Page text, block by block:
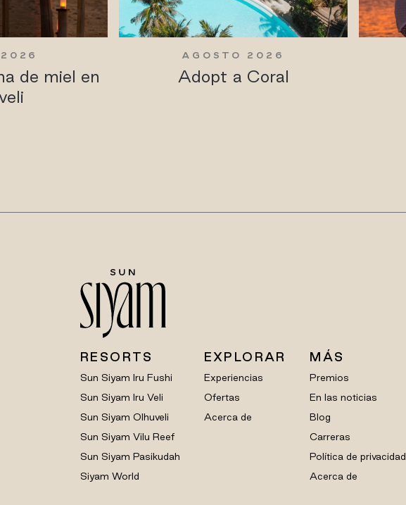
de miel en
AGOSTO 2026
Adopt a Coral
RESORTS
Sun Siyam Iru Fushi
Sun Siyam Iru Veli
Sun Siyam Olhuveli
Sun Siyam Vilu Reef
Sun Siyam Pasikudah
Siyam World
EXPLORAR
Experiencias
Ofertas
Acerca de
MÁS
Premios
En las noticias
Blog
Carreras
Política de privacidad
Acerca de